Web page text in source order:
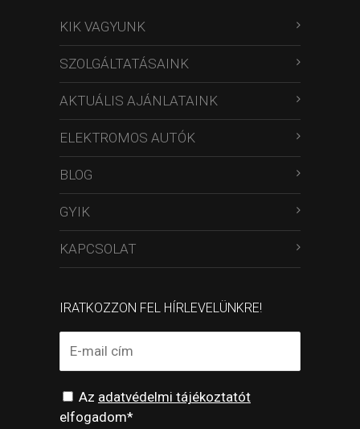
KIK VAGYUNK
SZOLGÁLTATÁSAINK
AKTUÁLIS AJÁNLATAINK
ELEKTROMOS AUTÓK
BLOG
GYIK
KAPCSOLAT
IRATKOZZON FEL HÍRLEVELÜNKRE!
Az adatvédelmi tájékoztatót
elfogadom*